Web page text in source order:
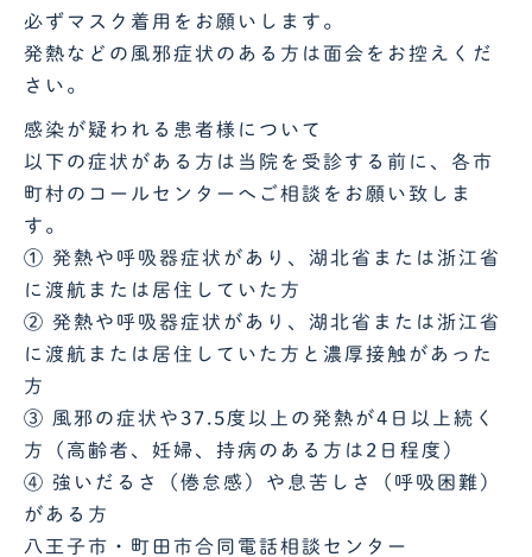
必ずマスク着用をお願いします。
発熱などの風邪症状のある方は面会をお控えくだ
さい。
感染が疑われる患者様について
以下の症状がある方は当院を受診する前に、各市
町村のコールセンターへご相談をお願い致しま
す。
① 発熱や呼吸器症状があり、湖北省または浙江省
に渡航または居住していた方
② 発熱や呼吸器症状があり、湖北省または浙江省
に渡航または居住していた方と濃厚接触があった
方
③ 風邪の症状や37.5度以上の発熱が4日以上続く
方（高齢者、妊婦、持病のある方は2日程度）
④ 強いだるさ（倦怠感）や息苦しさ（呼吸困難）
がある方
八王子市・町田市合同電話相談センター